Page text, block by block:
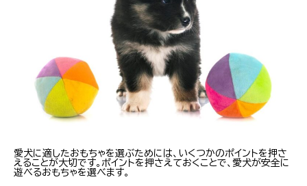
愛犬に適したおもちゃを選ぶためには、いくつかのポイントを押さ
えることが大切です。ポイントを押さえておくことで、愛犬が安全に
遊べるおもちゃを選べます。